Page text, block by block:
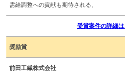
需給調整への貢献も期待される。
受賞案件の詳細は
奨励賞
前田工繊株式会社